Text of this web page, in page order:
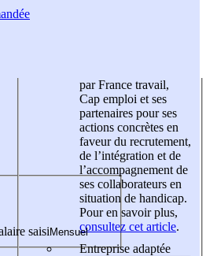
saisi
par France travail,
Cap emploi et ses
partenaires pour ses
actions concrètes en
faveur du recrutement,
de l’intégration et de
l’accompagnement de
ses collaborateurs en
situation de handicap.
Pour en savoir plus,
consultez cet article.
Entreprise adaptée